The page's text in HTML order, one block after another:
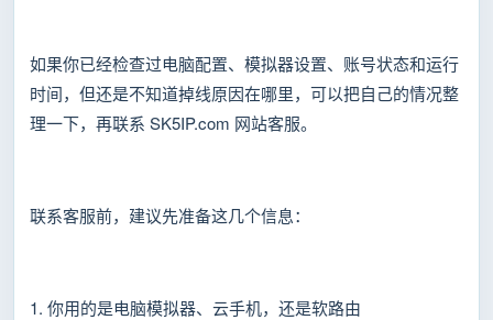
如果你已经检查过电脑配置、模拟器设置、账号状态和运行
时间，但还是不知道掉线原因在哪里，可以把自己的情况整
理一下，再联系 SK5IP.com 网站客服。
联系客服前，建议先准备这几个信息：
1. 你用的是电脑模拟器、云手机，还是软路由